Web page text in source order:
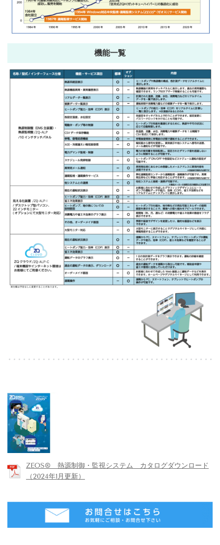
機能一覧
ZEOS® 熱源制御・監視システム カタログダウンロード
（2024年1月更新）